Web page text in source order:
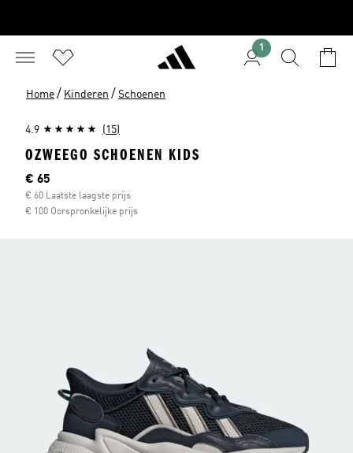
1
Home / Kinderen / Schoenen
4.9 (15)
OZWEEGO SCHOENEN KIDS
Current price
€ 65
€ 60 Laatste laagste prijs
€ 100 Oorspronkelijke prijs